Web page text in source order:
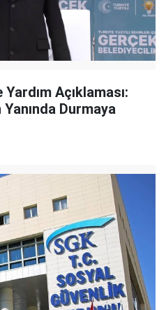
Açıklaması:
Durmaya